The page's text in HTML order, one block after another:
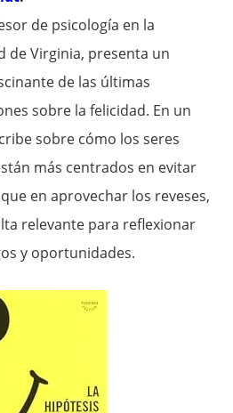
de psicología en la
de Virginia, presenta un
de las últimas
sobre la felicidad. En un
sobre cómo los seres
más centrados en evitar
en aprovechar los reveses,
relevante para reflexionar
y oportunidades.